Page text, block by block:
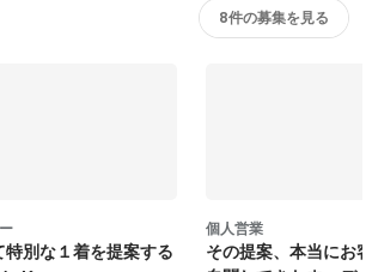
8件の募集を見る
別な１着を提案する
個人営業
その提案、本当にお